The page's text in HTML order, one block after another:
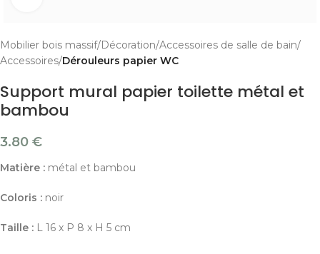
Mobilier bois massif Décoration Accessoires de salle de bain
Accessoires Dérouleurs papier WC
Support mural papier toilette métal et
bambou
3.80 €
Matière : métal et bambou
Coloris : noir
Taille : L 16 x P 8 x H 5 cm